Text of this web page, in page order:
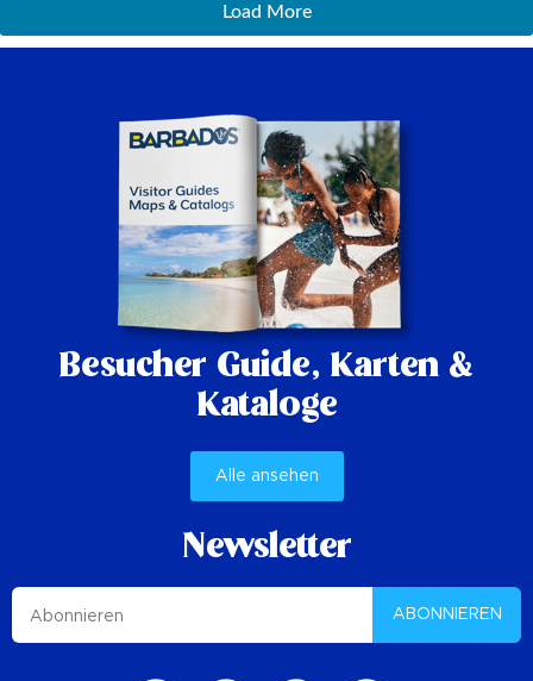
Load More
Besucher Guide, Karten &
Kataloge
Alle ansehen
Newsletter
ABONNIEREN